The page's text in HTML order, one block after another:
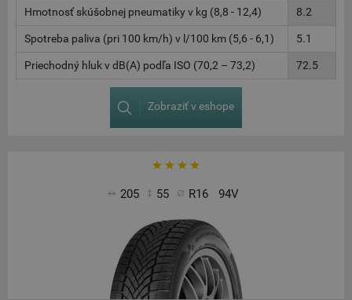
Hmotnosť skúšobnej pneumatiky v kg (8,8 - 12,4) 8.2
Spotreba paliva (pri 100 km/h) v l/100 km (5,6 - 6,1) 5.1
Priechodný hluk v dB(A) podľa ISO (70,2 – 73,2) 72.5
Zobraziť v eshope
205 55 R16 94V